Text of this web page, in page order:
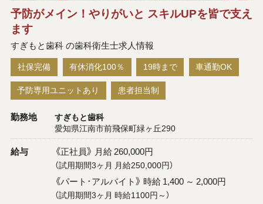
予防がメイン！やりがいと スキルUPを皆で支え
ます
すぎもと歯科 の歯科衛生士求人情報
社保完備 有休消化100％ 19時まで 車通勤OK
予防専用ユニットあり 患者担当制
勤務地 すぎもと歯科
愛知県江南市前飛保町緑ヶ丘290
給与 《正社員》 月給 260,000円
（試用期間3ヶ月 月給250,000円）
《パート･アルバイト》 時給 1,400 ～ 2,000円
（試用期間3ヶ月 時給1100円～）